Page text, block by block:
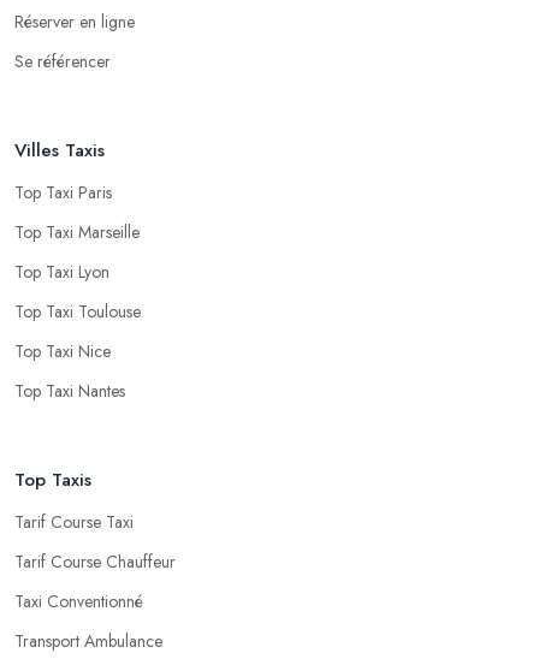
Réserver en ligne
Se référencer
Villes Taxis
Top Taxi Paris
Top Taxi Marseille
Top Taxi Lyon
Top Taxi Toulouse
Top Taxi Nice
Top Taxi Nantes
Top Taxis
Tarif Course Taxi
Tarif Course Chauffeur
Taxi Conventionné
Transport Ambulance